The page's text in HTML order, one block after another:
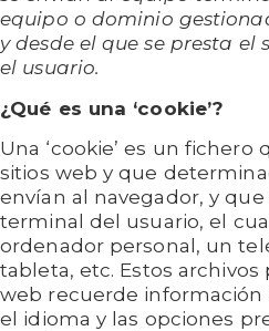
equipo o dominio
y desde el que se presta
el usuario.
¿Qué es una ‘cookie’?
Una ‘cookie’ es un fichero
sitios web y que
envían al navegador, y
terminal del usuario, el
ordenador personal, un
tableta, etc. Estos
web recuerde información
el idioma y las opciones